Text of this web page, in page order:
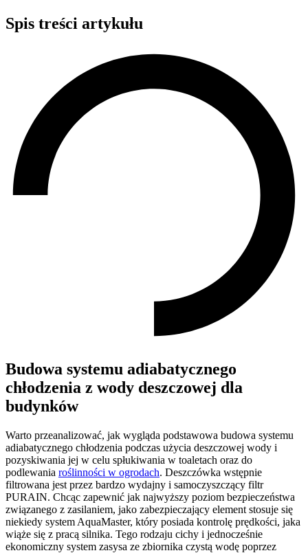
Spis treści artykułu
Budowa systemu adiabatycznego
chłodzenia z wody deszczowej dla
budynków
Warto przeanalizować, jak wygląda podstawowa budowa systemu
adiabatycznego chłodzenia podczas użycia deszczowej wody i
pozyskiwania jej w celu spłukiwania w toaletach oraz do
podlewania roślinności w ogrodach. Deszczówka wstępnie
filtrowana jest przez bardzo wydajny i samoczyszczący filtr
PURAIN. Chcąc zapewnić jak najwyższy poziom bezpieczeństwa
związanego z zasilaniem, jako zabezpieczający element stosuje się
niekiedy system AquaMaster, który posiada kontrolę prędkości, jaka
wiąże się z pracą silnika. Tego rodzaju cichy i jednocześnie
ekonomiczny system zasysa ze zbiornika czystą wodę poprzez